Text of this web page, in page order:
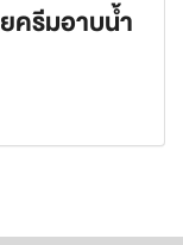
ครีมอาบน้ำ